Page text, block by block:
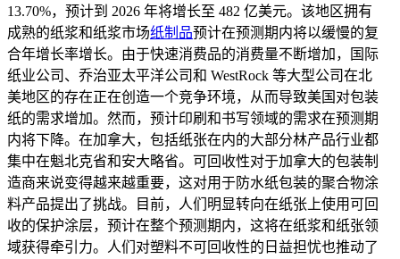
13.70%，预计到 2026 年将增长至 482 亿美元。该地区拥有
成熟的纸浆和纸浆市场纸制品预计在预测期内将以缓慢的复
合年增长率增长。由于快速消费品的消费量不断增加，国际
纸业公司、乔治亚太平洋公司和 WestRock 等大型公司在北
美地区的存在正在创造一个竞争环境，从而导致美国对包装
纸的需求增加。然而，预计印刷和书写领域的需求在预测期
内将下降。在加拿大，包括纸张在内的大部分林产品行业都
集中在魁北克省和安大略省。可回收性对于加拿大的包装制
造商来说变得越来越重要，这对用于防水纸包装的聚合物涂
料产品提出了挑战。目前，人们明显转向在纸张上使用可回
收的保护涂层，预计在整个预测期内，这将在纸浆和纸张领
域获得牵引力。人们对塑料不可回收性的日益担忧也推动了